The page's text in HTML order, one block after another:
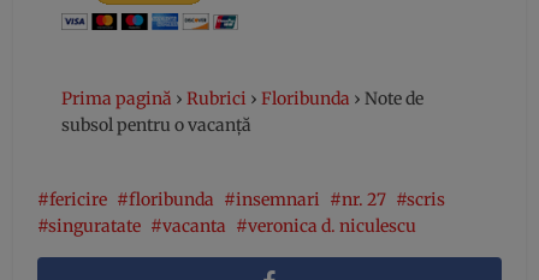
Prima pagină › Rubrici › Floribunda › Note de
subsol pentru o vacanță
fericire floribunda insemnari nr. 27
scris
singuratate
vacanta veronica d. niculescu